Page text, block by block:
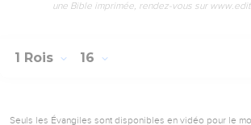
une Bible imprimée, rendez-vous sur
1 Rois 16
Seuls les Évangiles sont disponibles en vidéo pour le